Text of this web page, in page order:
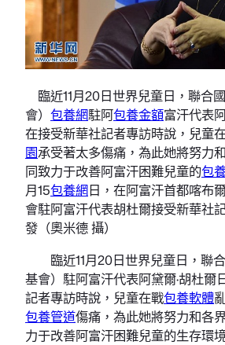
臨近11月20日世界兒童日，聯合
會） 包養網駐阿包養金額富汗代表
在接受新華社記者專訪時說，兒童
園承受著太多傷痛，為此她將努力
同致力于改善阿富汗困難兒童的包
月15包養網日，在阿富汗首都喀布
會駐阿富汗代表胡杜爾接受新華社
發（奧米德 攝）
臨近11月20日世界兒童日，聯
基會）駐阿富汗代表阿黛爾·胡杜爾
記者專訪時說，兒童在戰包養軟體
包養管道傷痛，為此她將努力和各
力于改善阿富汗困難兒童的生存環